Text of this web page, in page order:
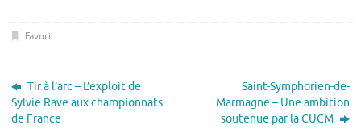
Favori.
Tir à l’arc – L’exploit de
Sylvie Rave aux championnats
de France
Saint-Symphorien-de-
Marmagne – Une ambition
soutenue par la CUCM